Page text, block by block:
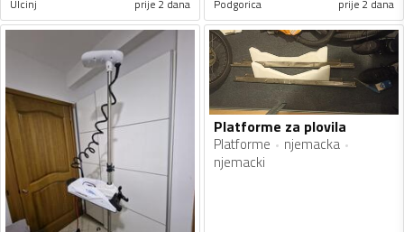
Ulcinj prije 2 dana Podgorica prije 2 dana
Platforme za plovila
Platforme
njemacka
njemacki